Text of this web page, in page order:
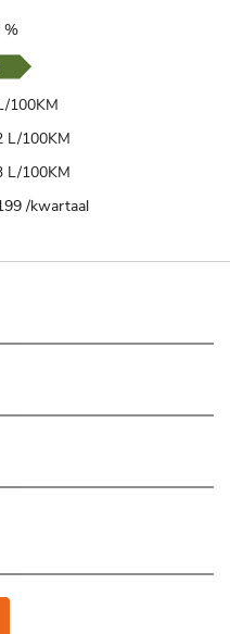
%
100KM
L/100KM
L/100KM
/kwartaal